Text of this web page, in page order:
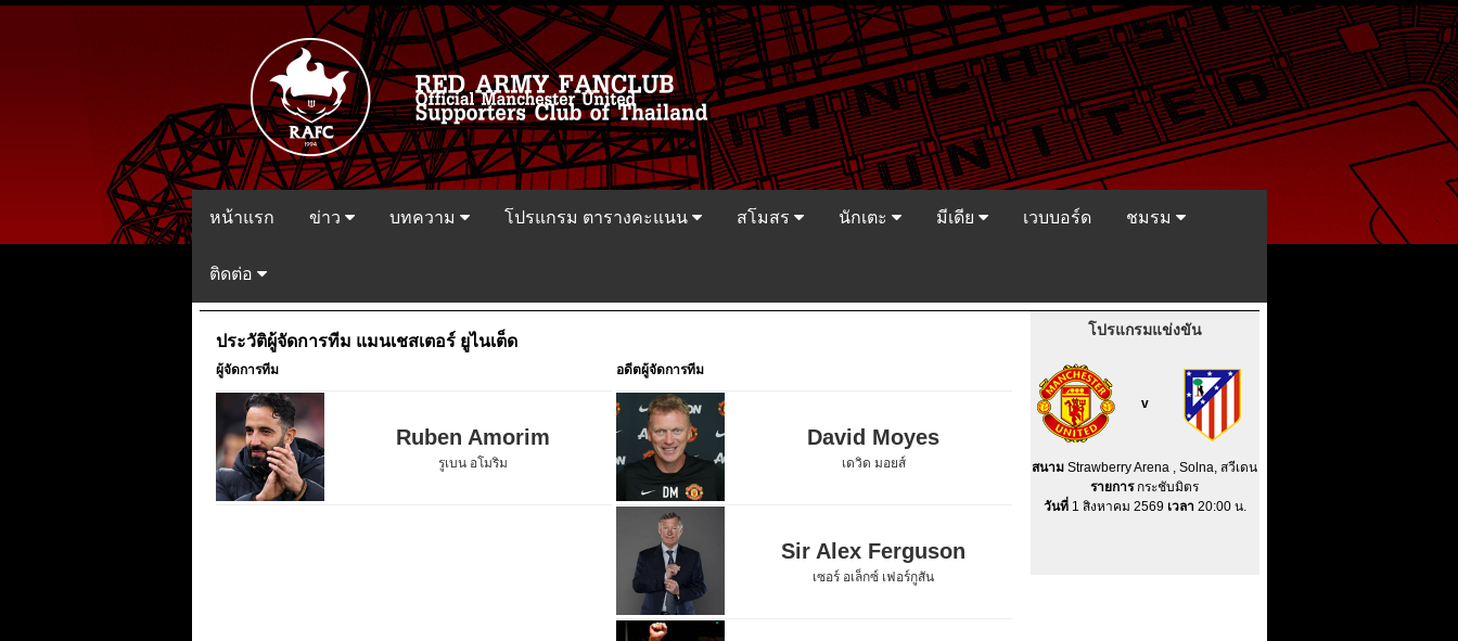
หน้าแรก ข่าว บทความ โปรแกรม ตารางคะแนน สโมสร นักเตะ มีเดีย เวบบอร์ด ชมรม
ติดต่อ
ประวัติผู้จัดการทีม แมนเชสเตอร์ ยูไนเต็ด
ผู้จัดการทีม
Ruben Amorim
รูเบน อโมริม
อดีตผู้จัดการทีม
David Moyes
เดวิด มอยส์
Sir Alex Ferguson
เซอร์ อเล็กซ์ เฟอร์กูสัน
โปรแกรมแข่งขัน
v
สนาม Strawberry Arena , Solna, สวีเดน
รายการกระชับมิตร
วันที่1 สิงหาคม 2569 เวลา 20:00 น.